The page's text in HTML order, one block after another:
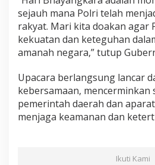
sejauh mana Polri telah
rakyat. Mari kita doakan agar
kekuatan dan keteguhan
amanah negara,” tutup
Upacara berlangsung lancar
kebersamaan, mencerminkan
pemerintah daerah dan
menjaga keamanan dan
Ikuti Kami